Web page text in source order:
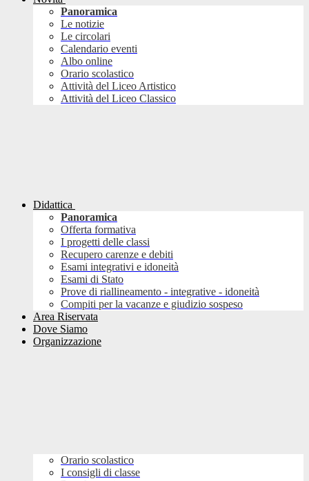
Panoramica
Le notizie
Le circolari
Calendario eventi
Albo online
Orario scolastico
Attività del Liceo Artistico
Attività del Liceo Classico
Didattica
Panoramica
Offerta formativa
I progetti delle classi
Recupero carenze e debiti
Esami integrativi e idoneità
Esami di Stato
Prove di riallineamento - integrative - idoneità
Compiti per la vacanze e giudizio sospeso
Area Riservata
Dove Siamo
Organizzazione
Orario scolastico
I consigli di classe